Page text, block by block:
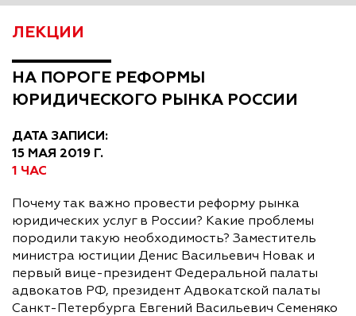
ЛЕКЦИИ
НА ПОРОГЕ РЕФОРМЫ
ЮРИДИЧЕСКОГО РЫНКА РОССИИ
ДАТА ЗАПИСИ:
15 МАЯ 2019 Г.
1 ЧАС
Почему так важно провести реформу рынка
юридических услуг в России? Какие проблемы
породили такую необходимость? Заместитель
министра юстиции Денис Васильевич Новак и
первый вице-президент Федеральной палаты
адвокатов РФ, президент Адвокатской палаты
Санкт-Петербурга Евгений Васильевич Семеняко